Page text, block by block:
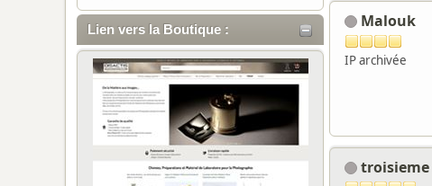
Lien vers la Boutique : Malouk
IP archivée